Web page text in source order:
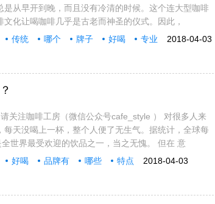
从早开到晚，而且没有冷清的时候。这个连大型咖啡
化让喝咖啡几乎是古老而神圣的仪式。因此，
2018-04-03
传统 哪个 牌子 好喝 专业
关注咖啡工房（微信公众号cafe_style ） 对很多人来
天没喝上一杯，整个人便了无生气。据统计，全球每
世界最受欢迎的饮品之一，当之无愧。 但在 意
2018-04-03
好喝 品牌有 哪些 特点